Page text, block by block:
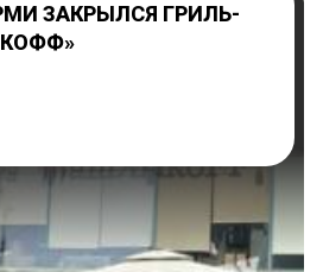
ЗАКРЫЛСЯ ГРИЛЬ-